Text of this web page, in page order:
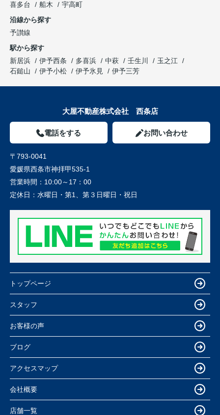
喜多台
船木
宇高町
沿線から探す
予讃線
駅から探す
新居浜
伊予西条 多喜浜 中萩 壬生川
玉之江
石鎚山
伊予小松 伊予氷見 伊予三芳
大屋不動産株式会社 西条店
電話をする お問い合わせ
〒793-0041
愛媛県西条市神拝甲535-1
営業時間： 10:00～17：00
定休日： 水曜日・第1、第３日曜日・祝日
トップページ
スタッフ
お客様の声
ブログ
アクセスマップ
会社概要
店舗一覧